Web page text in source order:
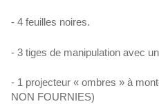
- 4 feuilles noires.
- 3 tiges de manipulation avec
- 1 projecteur « ombres » à
NON FOURNIES)